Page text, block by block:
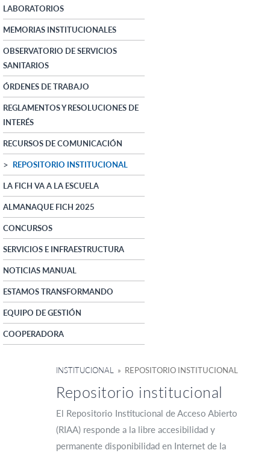
LABORATORIOS
MEMORIAS INSTITUCIONALES
OBSERVATORIO DE SERVICIOS
SANITARIOS
ÓRDENES DE TRABAJO
REGLAMENTOS Y RESOLUCIONES DE
INTERÉS
RECURSOS DE COMUNICACIÓN
REPOSITORIO INSTITUCIONAL
LA FICH VA A LA ESCUELA
ALMANAQUE FICH 2025
CONCURSOS
SERVICIOS E INFRAESTRUCTURA
NOTICIAS MANUAL
ESTAMOS TRANSFORMANDO
EQUIPO DE GESTIÓN
COOPERADORA
INSTITUCIONAL » REPOSITORIO INSTITUCIONAL
Repositorio institucional
El Repositorio Institucional de Acceso Abierto
(RIAA) responde a la libre accesibilidad y
permanente disponibilidad en Internet de la